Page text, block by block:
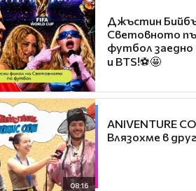
Джъстин
Световното
футбол
и BTS!⚽🤩
08:16
ANIVENTURE
Влязохме в